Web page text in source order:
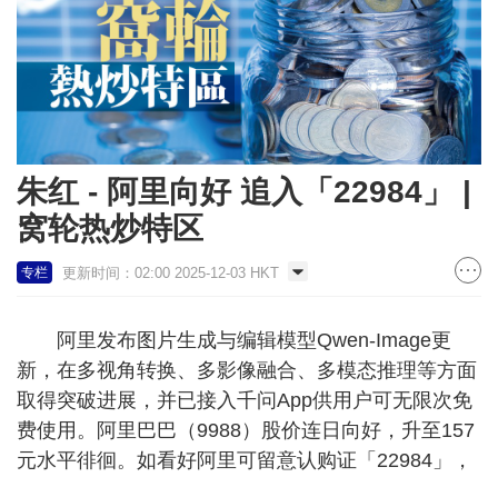
朱红 - 阿里向好 追入「22984」 |
窝轮热炒特区
专栏 更新时间：02:00 2025-12-03 HKT
阿里发布图片生成与编辑模型Qwen-Image更
新，在多视角转换、多影像融合、多模态推理等方面
取得突破进展，并已接入千问App供用户可无限次免
费使用。阿里巴巴（9988）股价连日向好，升至157
元水平徘徊。如看好阿里可留意认购证「22984」，